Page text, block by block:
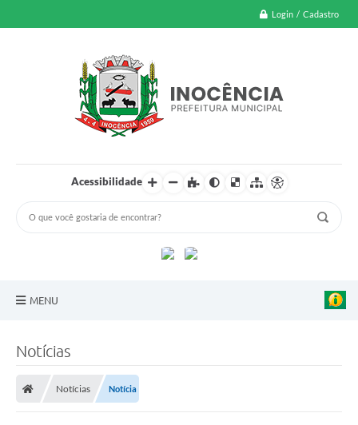
Login / Cadastro
Acessibilidade
MENU
Transparência Pública
Notícias
Notícias Notícia